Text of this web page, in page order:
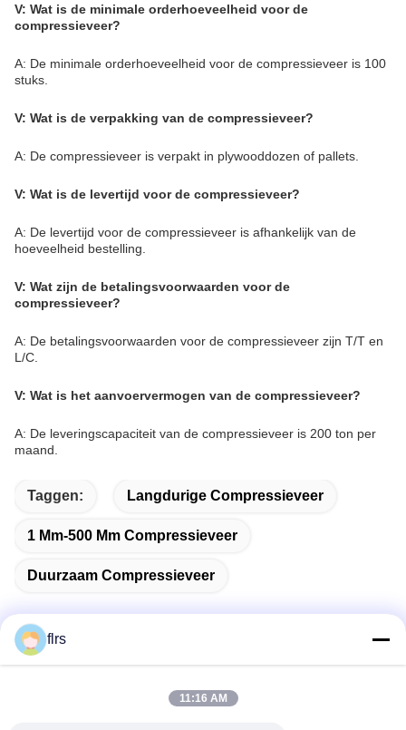
V: Wat is de minimale orderhoeveelheid voor de
compressieveer?
A: De minimale orderhoeveelheid voor de compressieveer is 100
stuks.
V: Wat is de verpakking van de compressieveer?
A: De compressieveer is verpakt in plywooddozen of pallets.
V: Wat is de levertijd voor de compressieveer?
A: De levertijd voor de compressieveer is afhankelijk van de
hoeveelheid bestelling.
V: Wat zijn de betalingsvoorwaarden voor de
compressieveer?
A: De betalingsvoorwaarden voor de compressieveer zijn T/T en
L/C.
V: Wat is het aanvoervermogen van de compressieveer?
A: De leveringscapaciteit van de compressieveer is 200 ton per
maand.
Taggen: Langdurige Compressieveer
1 Mm-500 Mm Compressieveer
Duurzaam Compressieveer
flrs
11:16 AM